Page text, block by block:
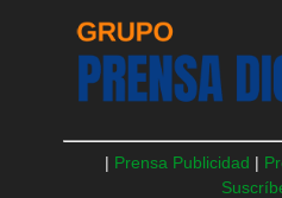
| Prensa Publicidad |